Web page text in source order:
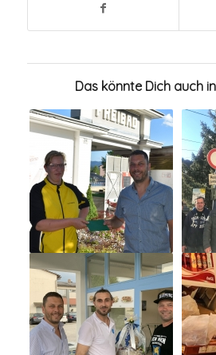
Das könnte Dich auch